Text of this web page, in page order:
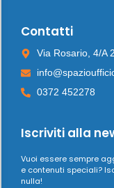
Contatti
Via Rosario, 4/A
0372 452278
Iscriviti alla
Vuoi essere sempre
e contenuti speciali?
nulla!